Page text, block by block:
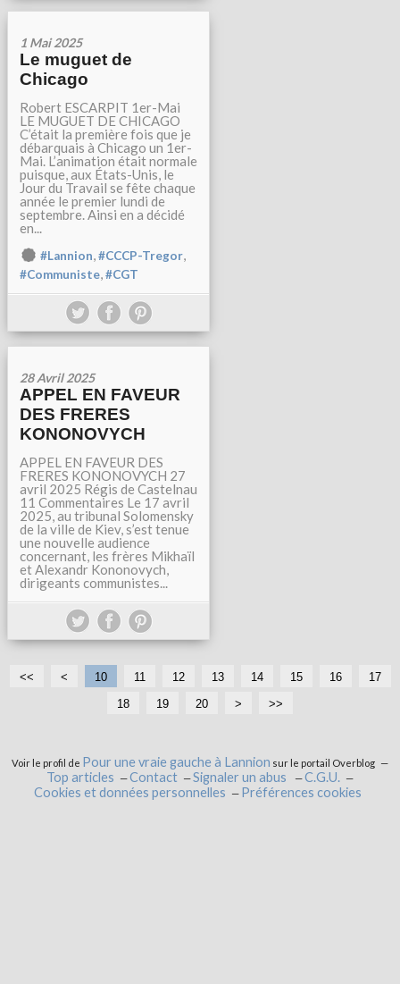
1 Mai 2025
Le muguet de
Chicago
Robert ESCARPIT 1er-Mai
LE MUGUET DE CHICAGO
C’était la première fois que je
débarquais à Chicago un 1er-
Mai. L’animation était normale
puisque, aux États-Unis, le
Jour du Travail se fête chaque
année le premier lundi de
septembre. Ainsi en a décidé
en...
#Lannion,#CCCP-Tregor,
#Communiste,#CGT
28 Avril 2025
APPEL EN FAVEUR
DES FRERES
KONONOVYCH
APPEL EN FAVEUR DES
FRERES KONONOVYCH 27
avril 2025 Régis de Castelnau
11 Commentaires Le 17 avril
2025, au tribunal Solomensky
de la ville de Kiev, s’est tenue
une nouvelle audience
concernant, les frères Mikhaïl
et Alexandr Kononovych,
dirigeants communistes...
<< < 10 11 12 13 14 15 16
17
18
19 20
3
4
5
6
7
8
9
1
> >>
Voir le profil de Pour une vraie gauche à Lannion sur le portail Overblog
Top articles Contact Signaler un abus
C.G.U.
Cookies et données personnelles
Préférences cookies